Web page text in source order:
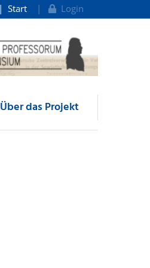
Start Login
Über das Projekt